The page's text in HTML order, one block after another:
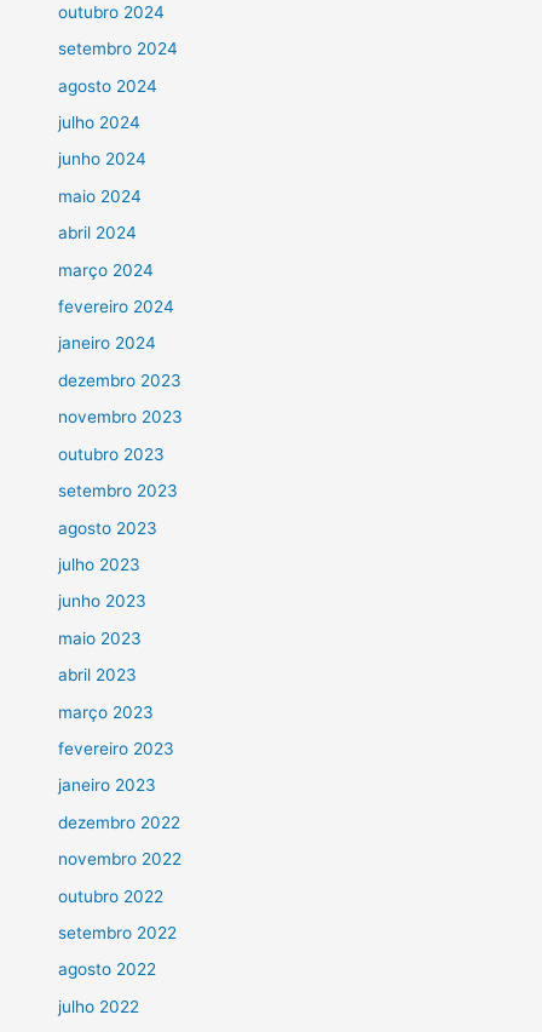
outubro 2024
setembro 2024
agosto 2024
julho 2024
junho 2024
maio 2024
abril 2024
março 2024
fevereiro 2024
janeiro 2024
dezembro 2023
novembro 2023
outubro 2023
setembro 2023
agosto 2023
julho 2023
junho 2023
maio 2023
abril 2023
março 2023
fevereiro 2023
janeiro 2023
dezembro 2022
novembro 2022
outubro 2022
setembro 2022
agosto 2022
julho 2022